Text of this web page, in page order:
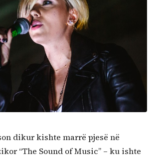
dikur kishte marrë pjesë në
“The Sound of Music” – ku ishte